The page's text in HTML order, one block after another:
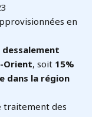
en
Orient, soit 15%
dans la région
traitement des